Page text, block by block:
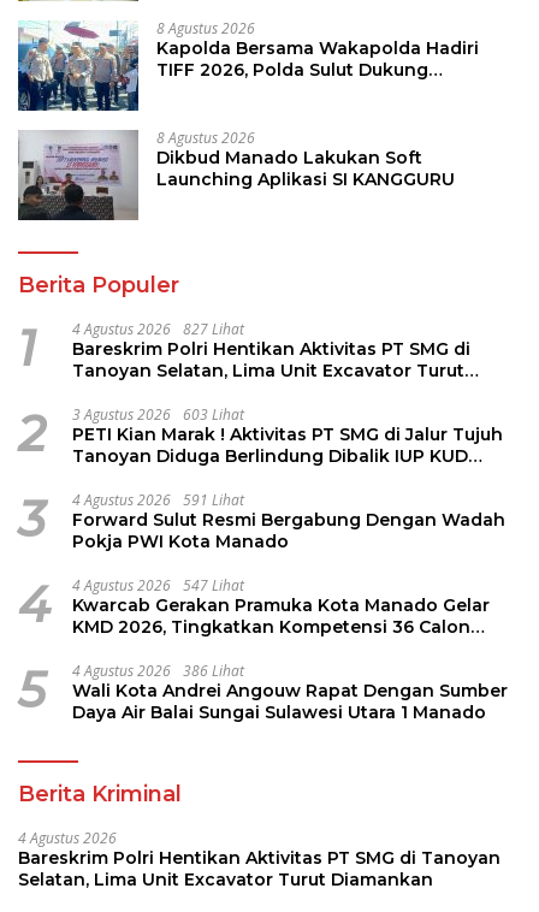
8 Agustus 2026
Kapolda Bersama Wakapolda Hadiri
TIFF 2026, Polda Sulut Dukung
8 Agustus 2026
Dikbud Manado Lakukan Soft
Launching Aplikasi SI KANGGURU
Berita Populer
1 4 Agustus 2026 827 Lihat
Bareskrim Polri Hentikan Aktivitas PT SMG di
Tanoyan Selatan, Lima Unit Excavator Turut
2 3 Agustus 2026 603 Lihat
PETI Kian Marak ! Aktivitas PT SMG di Jalur Tujuh
Tanoyan Diduga Berlindung Dibalik IUP KUD
3 4 Agustus 2026 591 Lihat
Forward Sulut Resmi Bergabung Dengan Wadah
Pokja PWI Kota Manado
4 4 Agustus 2026 547 Lihat
Kwarcab Gerakan Pramuka Kota Manado Gelar
KMD 2026, Tingkatkan Kompetensi 36 Calon
5 4 Agustus 2026 386 Lihat
Wali Kota Andrei Angouw Rapat Dengan Sumber
Daya Air Balai Sungai Sulawesi Utara 1 Manado
Berita Kriminal
4 Agustus 2026
Bareskrim Polri Hentikan Aktivitas PT SMG di Tanoyan
Selatan, Lima Unit Excavator Turut Diamankan